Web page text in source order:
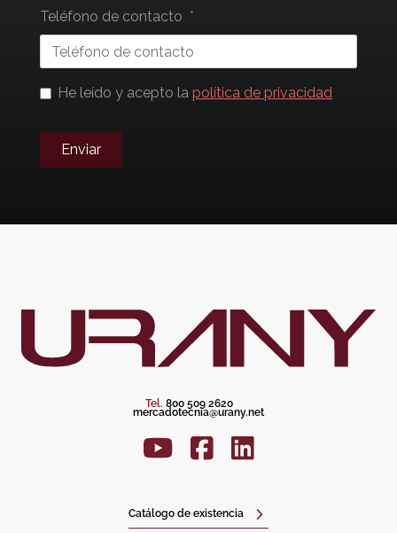
Teléfono de contacto
He leído y acepto la política de privacidad
Enviar
Tel. 800 509 2620
mercadotecnia@urany.net
Catálogo de existencia